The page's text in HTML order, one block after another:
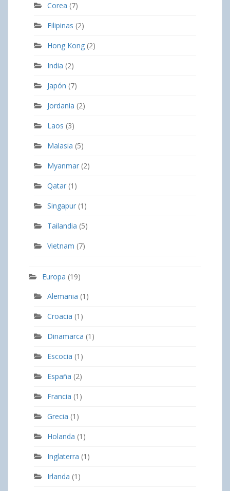
Corea (7)
Filipinas (2)
Hong Kong (2)
India (2)
Japón (7)
Jordania (2)
Laos (3)
Malasia (5)
Myanmar (2)
Qatar (1)
Singapur (1)
Tailandia (5)
Vietnam (7)
Europa (19)
Alemania (1)
Croacia (1)
Dinamarca (1)
Escocia (1)
España (2)
Francia (1)
Grecia (1)
Holanda (1)
Inglaterra (1)
Irlanda (1)